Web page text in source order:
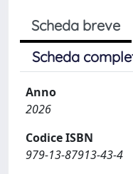
Scheda breve
Scheda
Anno
2026
Codice ISBN
979-13-87913-43-4